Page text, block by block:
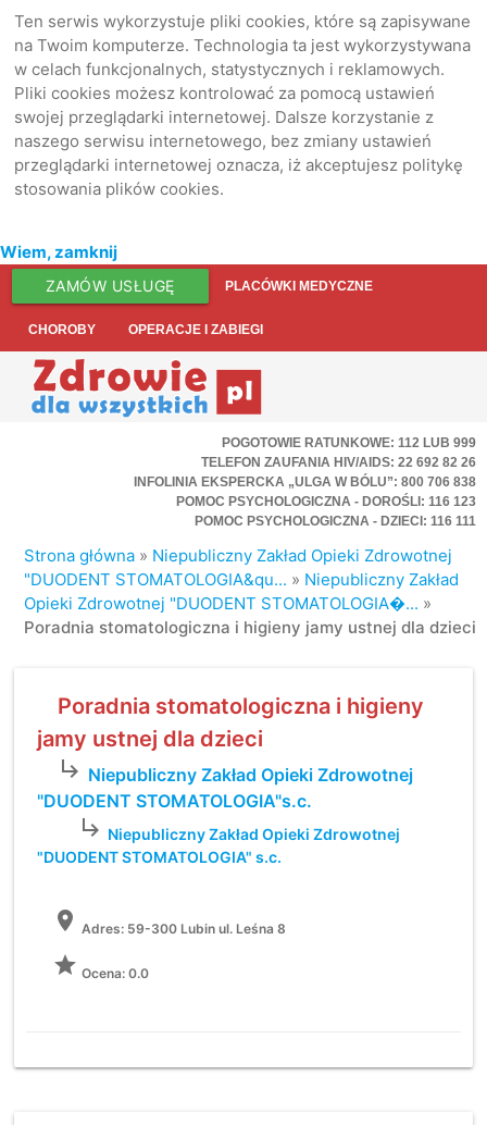
Ten serwis wykorzystuje pliki cookies, które są zapisywane
na Twoim komputerze. Technologia ta jest wykorzystywana
w celach funkcjonalnych, statystycznych i reklamowych.
Pliki cookies możesz kontrolować za pomocą ustawień
swojej przeglądarki internetowej. Dalsze korzystanie z
naszego serwisu internetowego, bez zmiany ustawień
przeglądarki internetowej oznacza, iż akceptujesz politykę
stosowania plików cookies.
Wiem, zamknij
ZAMÓW USŁUGĘ PLACÓWKI MEDYCZNE
CHOROBY OPERACJE I ZABIEGI
POGOTOWIE RATUNKOWE: 112 LUB 999
TELEFON ZAUFANIA HIV/AIDS: 22 692 82 26
INFOLINIA EKSPERCKA „ULGA W BÓLU”: 800 706 838
POMOC PSYCHOLOGICZNA - DOROŚLI: 116 123
POMOC PSYCHOLOGICZNA - DZIECI: 116 111
Strona główna » Niepubliczny Zakład Opieki Zdrowotnej
"DUODENT STOMATOLOGIA&qu... » Niepubliczny Zakład
Opieki Zdrowotnej "DUODENT STOMATOLOGIA�... »
Poradnia stomatologiczna i higieny jamy ustnej dla dzieci
Poradnia stomatologiczna i higieny
jamy ustnej dla dzieci
subdirectory_arrow_right Niepubliczny Zakład Opieki Zdrowotnej
"DUODENT STOMATOLOGIA"s.c.
subdirectory_arrow_right Niepubliczny Zakład Opieki Zdrowotnej
"DUODENT STOMATOLOGIA" s.c.
location_on Adres:59-300 Lubin ul. Leśna 8
grade Ocena: 0.0